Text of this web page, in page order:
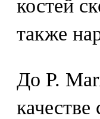
костей
также
До P.